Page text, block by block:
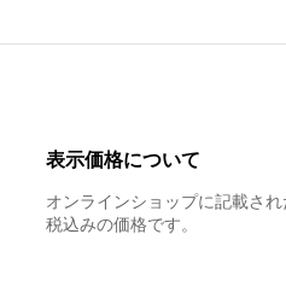
表示価格について
オンラインショップに記載さ
税込みの価格です。